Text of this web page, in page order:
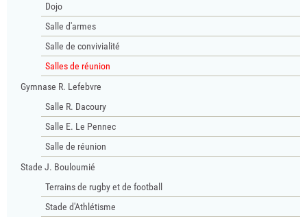
Dojo
Salle d'armes
Salle de convivialité
Salles de réunion
Gymnase R. Lefebvre
Salle R. Dacoury
Salle E. Le Pennec
Salle de réunion
Stade J. Bouloumié
Terrains de rugby et de football
Stade d'Athlétisme